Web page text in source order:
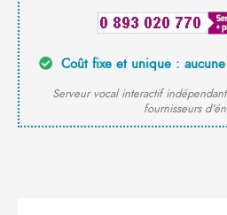
Coût fixe et unique :
Serveur vocal interactif
fournisseurs